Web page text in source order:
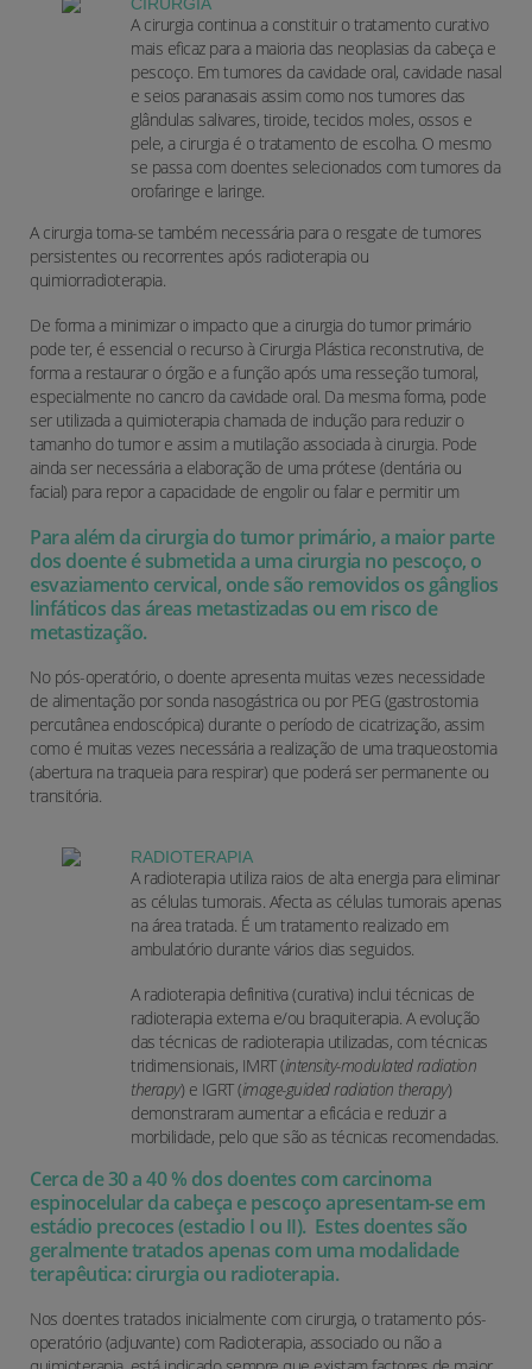
A cirurgia continua a constituir o tratamento curativo
mais eficaz para a maioria das neoplasias da cabeça e
pescoço. Em tumores da cavidade oral, cavidade nasal
e seios paranasais assim como nos tumores das
glândulas salivares, tiroide, tecidos moles, ossos e
pele, a cirurgia é o tratamento de escolha. O mesmo
se passa com doentes selecionados com tumores da
orofaringe e laringe.
A cirurgia torna-se também necessária para o resgate de tumores
persistentes ou recorrentes após radioterapia ou
quimiorradioterapia.
De forma a minimizar o impacto que a cirurgia do tumor primário
pode ter, é essencial o recurso à Cirurgia Plástica reconstrutiva, de
forma a restaurar o órgão e a função após uma resseção tumoral,
especialmente no cancro da cavidade oral. Da mesma forma, pode
ser utilizada a quimioterapia chamada de indução para reduzir o
tamanho do tumor e assim a mutilação associada à cirurgia. Pode
ainda ser necessária a elaboração de uma prótese (dentária ou
facial) para repor a capacidade de engolir ou falar e permitir um
Para além da cirurgia do tumor primário, a maior parte
dos doente é submetida a uma cirurgia no pescoço, o
esvaziamento cervical, onde são removidos os gânglios
linfáticos das áreas metastizadas ou em risco de
metastização.
No pós-operatório, o doente apresenta muitas vezes necessidade
de alimentação por sonda nasogástrica ou por PEG (gastrostomia
percutânea endoscópica) durante o período de cicatrização, assim
como é muitas vezes necessária a realização de uma traqueostomia
(abertura na traqueia para respirar) que poderá ser permanente ou
transitória.
RADIOTERAPIA
A radioterapia utiliza raios de alta energia para eliminar
as células tumorais. Afecta as células tumorais apenas
na área tratada. É um tratamento realizado em
ambulatório durante vários dias seguidos.
A radioterapia definitiva (curativa) inclui técnicas de
radioterapia externa e/ou braquiterapia. A evolução
das técnicas de radioterapia utilizadas, com técnicas
tridimensionais, IMRT (intensity-modulated radiation
therapy) e IGRT (image-guided radiation therapy)
demonstraram aumentar a eficácia e reduzir a
morbilidade, pelo que são as técnicas recomendadas.
Cerca de 30 a 40 % dos doentes com carcinoma
espinocelular da cabeça e pescoço apresentam-se em
estádio precoces (estadio I ou II). Estes doentes são
geralmente tratados apenas com uma modalidade
terapêutica: cirurgia ou radioterapia.
Nos doentes tratados inicialmente com cirurgia, o tratamento pós-
operatório (adjuvante) com Radioterapia, associado ou não a